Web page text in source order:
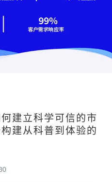
建立科学可信的市
建从科普到体验的